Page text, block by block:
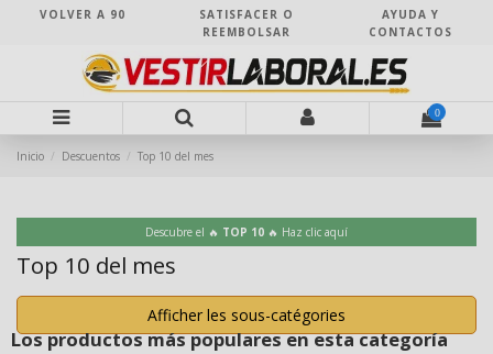
VOLVER A 90
SATISFACER O
REEMBOLSAR
AYUDA Y
CONTACTOS
0
Inicio Descuentos Top 10 del mes
Descubre el 🔥 TOP 10 🔥 Haz clic aquí
Top 10 del mes
Afficher les sous-catégories
Los productos más populares en esta categoría